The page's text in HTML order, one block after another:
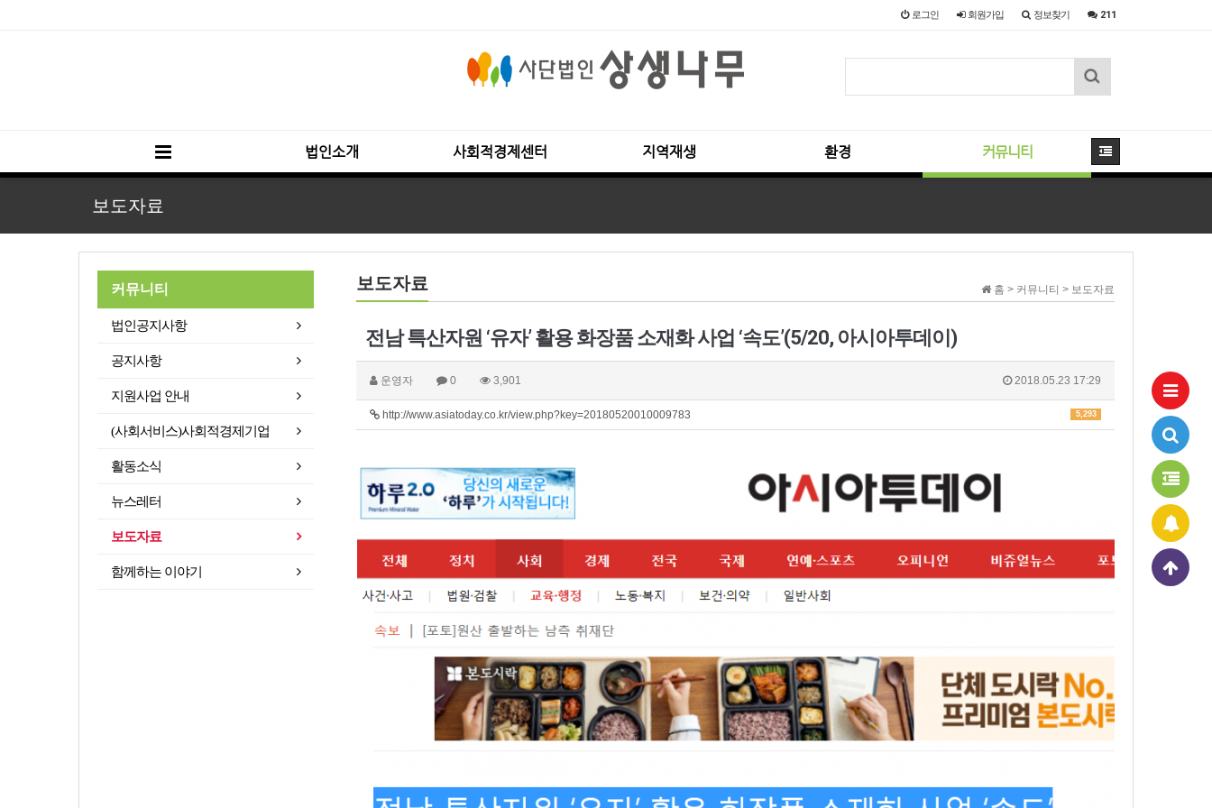
로그인 회원가입 정보찾기 211
법인소개 사회적경제센터 지역재생 환경 커뮤니티
보도자료
홈 > 커뮤니티 > 보도자료
보도자료
전남 특산자원 ‘유자’ 활용 화장품 소재화 사업 ‘속도’(5/20, 아시아투데이)
운영자 0 3,901 2018.05.23 17:29
5,293
http://www.asiatoday.co.kr/view.php?key=20180520010009783
커뮤니티
법인공지사항
공지사항
지원사업 안내
(사회서비스)사회적경제기업
활동소식
뉴스레터
보도자료
함께하는 이야기